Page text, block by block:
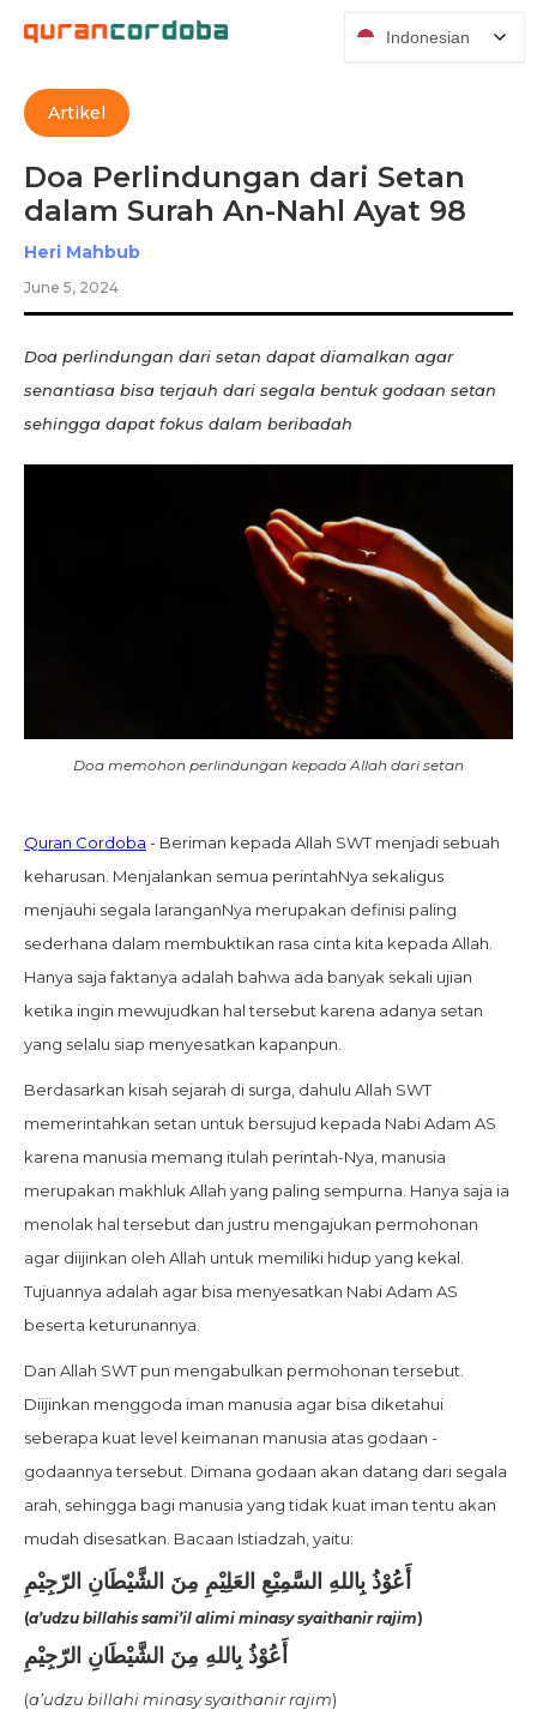
Artikel
Doa Perlindungan dari Setan
dalam Surah An-Nahl Ayat 98
Heri Mahbub
June 5, 2024
Doa perlindungan dari setan dapat diamalkan agar
senantiasa bisa terjauh dari segala bentuk godaan setan
sehingga dapat fokus dalam beribadah
Doa memohon perlindungan kepada Allah dari setan
Quran Cordoba - Beriman kepada Allah SWT menjadi sebuah
keharusan. Menjalankan semua perintahNya sekaligus
menjauhi segala laranganNya merupakan definisi paling
sederhana dalam membuktikan rasa cinta kita kepada Allah.
Hanya saja faktanya adalah bahwa ada banyak sekali ujian
ketika ingin mewujudkan hal tersebut karena adanya setan
yang selalu siap menyesatkan kapanpun.
Berdasarkan kisah sejarah di surga, dahulu Allah SWT
memerintahkan setan untuk bersujud kepada Nabi Adam AS
karena manusia memang itulah perintah-Nya, manusia
merupakan makhluk Allah yang paling sempurna. Hanya saja ia
menolak hal tersebut dan justru mengajukan permohonan
agar diijinkan oleh Allah untuk memiliki hidup yang kekal.
Tujuannya adalah agar bisa menyesatkan Nabi Adam AS
beserta keturunannya.
Dan Allah SWT pun mengabulkan permohonan tersebut.
Diijinkan menggoda iman manusia agar bisa diketahui
seberapa kuat level keimanan manusia atas godaan -
godaannya tersebut. Dimana godaan akan datang dari segala
arah, sehingga bagi manusia yang tidak kuat iman tentu akan
mudah disesatkan. Bacaan Istiadzah, yaitu:
أَعُوْذُ بِاللهِ السَّمِيْعِ العَلِيْمِ مِنَ الشَّيْطَانِ الرّجِيْمِ
(a’udzu billahis sami’il alimi minasy syaithanir rajim)
أَعُوْذُ بِاللهِ مِنَ الشَّيْطَانِ الرّجِيْمِ
(a’udzu billahi minasy syaithanir rajim)
Indonesian